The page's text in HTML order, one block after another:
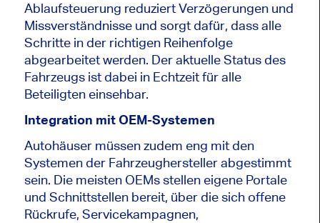
Ablaufsteuerung reduziert Verzögerungen und
Missverständnisse und sorgt dafür, dass alle
Schritte in der richtigen Reihenfolge
abgearbeitet werden. Der aktuelle Status des
Fahrzeugs ist dabei in Echtzeit für alle
Beteiligten einsehbar.
Integration mit OEM-Systemen
Autohäuser müssen zudem eng mit den
Systemen der Fahrzeughersteller abgestimmt
sein. Die meisten OEMs stellen eigene Portale
und Schnittstellen bereit, über die sich offene
Rückrufe, Servicekampagnen,